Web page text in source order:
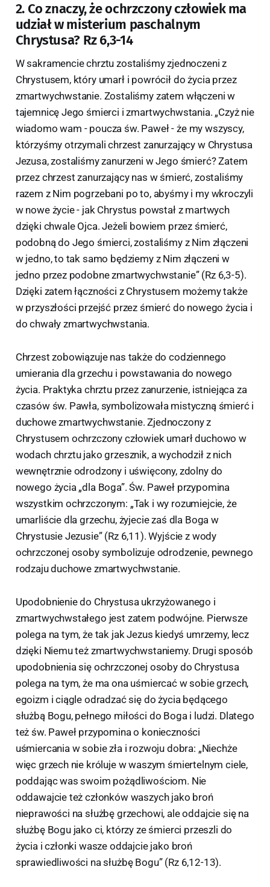
2. Co znaczy, że ochrzczony człowiek ma
udział w misterium paschalnym
Chrystusa? Rz 6,3-14
W sakramencie chrztu zostaliśmy zjednoczeni z
Chrystusem, który umarł i powrócił do życia przez
zmartwychwstanie. Zostaliśmy zatem włączeni w
tajemnicę Jego śmierci i zmartwychwstania. „Czyż nie
wiadomo wam - poucza św. Paweł - że my wszyscy,
którzyśmy otrzymali chrzest zanurzający w Chrystusa
Jezusa, zostaliśmy zanurzeni w Jego śmierć? Zatem
przez chrzest zanurzający nas w śmierć, zostaliśmy
razem z Nim pogrzebani po to, abyśmy i my wkroczyli
w nowe życie - jak Chrystus powstał z martwych
dzięki chwale Ojca. Jeżeli bowiem przez śmierć,
podobną do Jego śmierci, zostaliśmy z Nim złączeni
w jedno, to tak samo będziemy z Nim złączeni w
jedno przez podobne zmartwychwstanie” (Rz 6,3-5).
Dzięki zatem łączności z Chrystusem możemy także
w przyszłości przejść przez śmierć do nowego życia i
do chwały zmartwychwstania.
Chrzest zobowiązuje nas także do codziennego
umierania dla grzechu i powstawania do nowego
życia. Praktyka chrztu przez zanurzenie, istniejąca za
czasów św. Pawła, symbolizowała mistyczną śmierć i
duchowe zmartwychwstanie. Zjednoczony z
Chrystusem ochrzczony człowiek umarł duchowo w
wodach chrztu jako grzesznik, a wychodził z nich
wewnętrznie odrodzony i uświęcony, zdolny do
nowego życia „dla Boga”. Św. Paweł przypomina
wszystkim ochrzczonym: „Tak i wy rozumiejcie, że
umarliście dla grzechu, żyjecie zaś dla Boga w
Chrystusie Jezusie” (Rz 6,11). Wyjście z wody
ochrzczonej osoby symbolizuje odrodzenie, pewnego
rodzaju duchowe zmartwychwstanie.
Upodobnienie do Chrystusa ukrzyżowanego i
zmartwychwstałego jest zatem podwójne. Pierwsze
polega na tym, że tak jak Jezus kiedyś umrzemy, lecz
dzięki Niemu też zmartwychwstaniemy. Drugi sposób
upodobnienia się ochrzczonej osoby do Chrystusa
polega na tym, że ma ona uśmiercać w sobie grzech,
egoizm i ciągle odradzać się do życia będącego
służbą Bogu, pełnego miłości do Boga i ludzi. Dlatego
też św. Paweł przypomina o konieczności
uśmiercania w sobie zła i rozwoju dobra: „Niechże
więc grzech nie króluje w waszym śmiertelnym ciele,
poddając was swoim pożądliwościom. Nie
oddawajcie też członków waszych jako broń
nieprawości na służbę grzechowi, ale oddajcie się na
służbę Bogu jako ci, którzy ze śmierci przeszli do
życia i członki wasze oddajcie jako broń
sprawiedliwości na służbę Bogu” (Rz 6,12-13).